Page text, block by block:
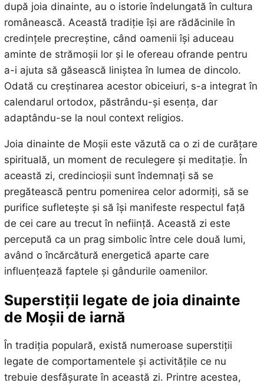
după joia dinainte, au o istorie îndelungată în cultura
românească. Această tradiție își are rădăcinile în
credințele precreștine, când oamenii își aduceau
aminte de strămoșii lor și le ofereau ofrande pentru
a-i ajuta să găsească liniștea în lumea de dincolo.
Odată cu creștinarea acestor obiceiuri, s-a integrat în
calendarul ortodox, păstrându-și esența, dar
adaptându-se la noul context religios.
Joia dinainte de Moșii este văzută ca o zi de curățare
spirituală, un moment de reculegere și meditație. În
această zi, credincioșii sunt îndemnați să se
pregătească pentru pomenirea celor adormiți, să se
purifice sufletește și să își manifeste respectul față
de cei care au trecut în neființă. Această zi este
percepută ca un prag simbolic între cele două lumi,
având o încărcătură energetică aparte care
influențează faptele și gândurile oamenilor.
Superstiții legate de joia dinainte
de Moșii de iarnă
În tradiția populară, există numeroase superstiții
legate de comportamentele și activitățile ce nu
trebuie desfășurate în această zi. Printre acestea,